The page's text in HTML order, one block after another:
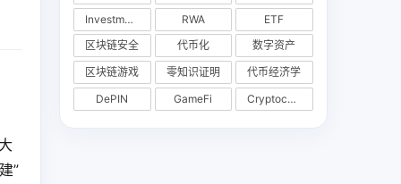
”
Investments
RWA
ETF
区块链安全
代币化
数字资产
区块链游戏
零知识证明
代币经济学
DePIN
GameFi Cryptocurrency Exchange